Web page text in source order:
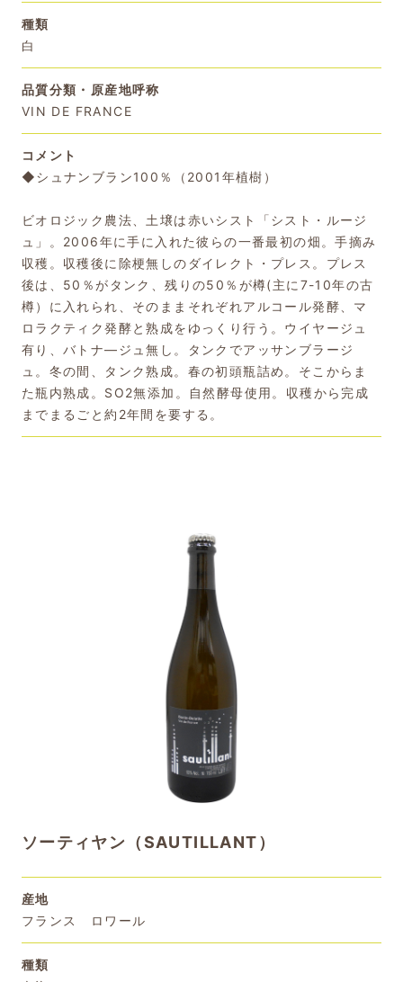
種類
白
品質分類・原産地呼称
VIN DE FRANCE
コメント
◆シュナンブラン100％（2001年植樹）
ビオロジック農法、土壌は赤いシスト「シスト・ルージ
ュ」。2006年に手に入れた彼らの一番最初の畑。手摘み
収穫。収穫後に除梗無しのダイレクト・プレス。プレス
後は、50％がタンク、残りの50％が樽(主に7-10年の古
樽）に入れられ、そのままそれぞれアルコール発酵、マ
ロラクティク発酵と熟成をゆっくり行う。ウイヤージュ
有り、バトナ―ジュ無し。タンクでアッサンブラージ
ュ。冬の間、タンク熟成。春の初頭瓶詰め。そこからま
た瓶内熟成。SO2無添加。自然酵母使用。収穫から完成
までまるごと約2年間を要する。
ソーティヤン（SAUTILLANT）
産地
フランス ロワール
種類